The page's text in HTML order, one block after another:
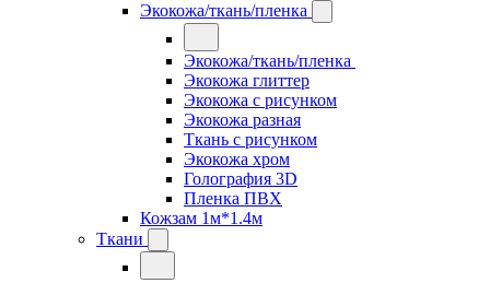
Экокожа/ткань/пленка
Экокожа/ткань/пленка
Экокожа глиттер
Экокожа с рисунком
Экокожа разная
Ткань с рисунком
Экокожа хром
Голография 3D
Пленка ПВХ
Кожзам 1м*1.4м
Ткани